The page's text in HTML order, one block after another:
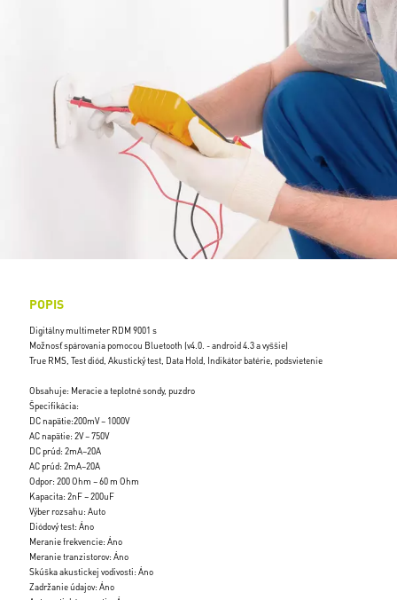
POPIS
Digitálny multimeter RDM 9001 s
Možnosť spárovania pomocou Bluetooth (v4.0. - android 4.3 a vyššie)
True RMS, Test diód, Akustický test, Data Hold, Indikátor batérie, podsvietenie
Obsahuje: Meracie a teplotné sondy, puzdro
Špecifikácia:
DC napätie:200mV ~ 1000V
AC napätie: 2V ~ 750V
DC prúd: 2mA~20A
AC prúd: 2mA~20A
Odpor: 200 Ohm ~ 60 m Ohm
Kapacita: 2nF ~ 200uF
Výber rozsahu: Auto
Diódový test: Áno
Meranie frekvencie: Áno
Meranie tranzistorov: Áno
Skúška akustickej vodivosti: Áno
Zadržanie údajov: Áno